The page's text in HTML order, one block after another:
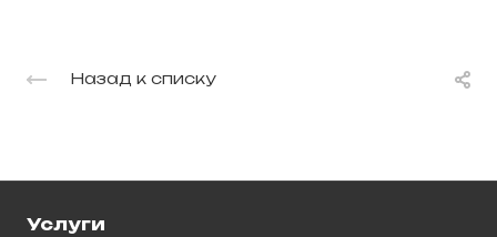
Назад к списку
Услуги